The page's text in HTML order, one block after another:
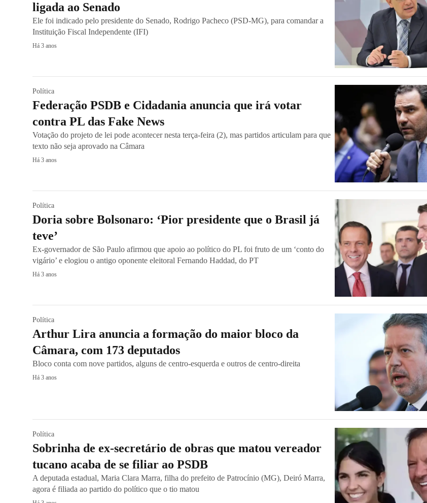
ligada ao Senado
Ele foi indicado pelo presidente do Senado, Rodrigo Pacheco (PSD-MG), para comandar a
Instituição Fiscal Independente (IFI)
Há 3 anos
Política
Federação PSDB e Cidadania anuncia que irá votar
contra PL das Fake News
Votação do projeto de lei pode acontecer nesta terça-feira (2), mas partidos articulam para que
texto não seja aprovado na Câmara
Há 3 anos
Política
Doria sobre Bolsonaro: ‘Pior presidente que o Brasil já
teve’
Ex-governador de São Paulo afirmou que apoio ao político do PL foi fruto de um ‘conto do
vigário’ e elogiou o antigo oponente eleitoral Fernando Haddad, do PT
Há 3 anos
Política
Arthur Lira anuncia a formação do maior bloco da
Câmara, com 173 deputados
Bloco conta com nove partidos, alguns de centro-esquerda e outros de centro-direita
Há 3 anos
Política
Sobrinha de ex-secretário de obras que matou vereador
tucano acaba de se filiar ao PSDB
A deputada estadual, Maria Clara Marra, filha do prefeito de Patrocínio (MG), Deiró Marra,
agora é filiada ao partido do político que o tio matou